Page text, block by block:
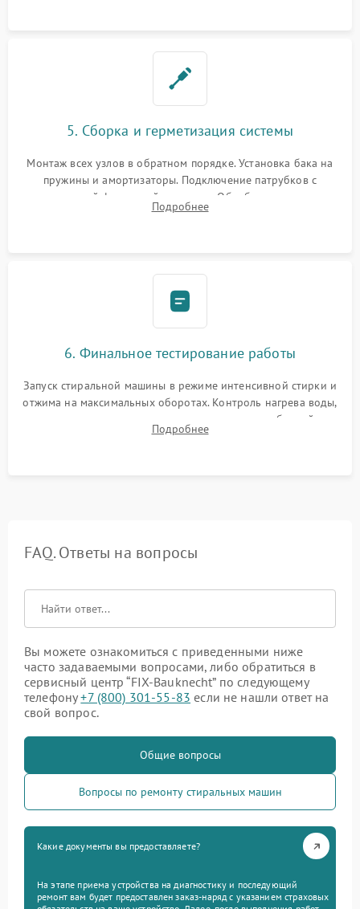
5. Сборка и герметизация системы
Монтаж всех узлов в обратном порядке. Установка бака на
пружины и амортизаторы. Подключение патрубков с
надежной фиксацией хомутами. Обработка стыков
герметиком для предотвращения возможных протечек воды.
Подробнее
6. Финальное тестирование работы
Запуск стиральной машины в режиме интенсивной стирки и
отжима на максимальных оборотах. Контроль нагрева воды,
корректности слива, отсутствия излишних вибраций,
посторонних стуков и протечек под корпусом.
Подробнее
FAQ. Ответы на вопросы
Вы можете ознакомиться с приведенными ниже
часто задаваемыми вопросами, либо обратиться в
сервисный центр “FIX-Bauknecht” по следующему
телефону+7 (800) 301-55-83 если не нашли ответ на
свой вопрос.
Общие вопросы
Вопросы по ремонту стиральных машин
Какие документы вы предоставляете?
На этапе приема устройства на диагностику и последующий
ремонт вам будет предоставлен заказ-наряд с указанием страховых